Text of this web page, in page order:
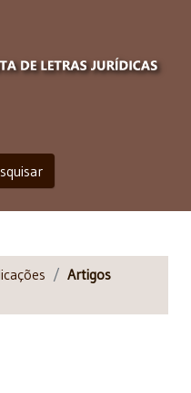
Artigos